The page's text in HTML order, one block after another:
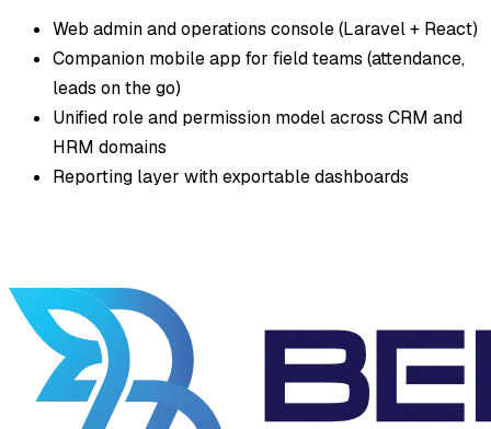
Web admin and operations console (Laravel + React)
Companion mobile app for field teams (attendance,
leads on the go)
Unified role and permission model across CRM and
HRM domains
Reporting layer with exportable dashboards